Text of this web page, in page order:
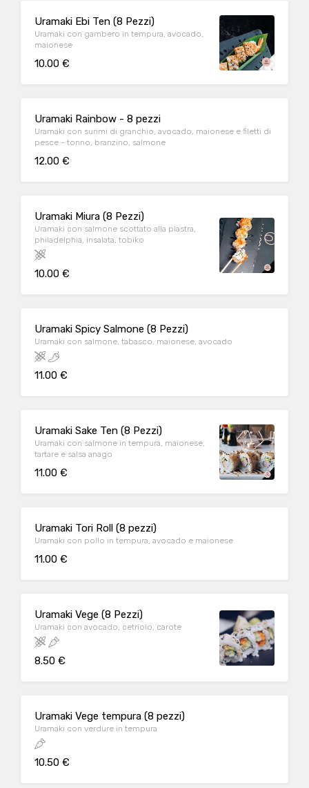
Uramaki Ebi Ten (8 Pezzi)
Uramaki con gambero in tempura, avocado,
maionese
10.00 €
Uramaki Rainbow - 8 pezzi
Uramaki con surimi di granchio, avocado, maionese e filetti di
pesce - tonno, branzino, salmone
12.00 €
Uramaki Miura (8 Pezzi)
Uramaki con salmone scottato alla piastra,
philadelphia, insalata, tobiko
10.00 €
Uramaki Spicy Salmone (8 Pezzi)
Uramaki con salmone, tabasco, maionese, avocado
11.00 €
Uramaki Sake Ten (8 Pezzi)
Uramaki con salmone in tempura, maionese,
tartare e salsa anago
11.00 €
Uramaki Tori Roll (8 pezzi)
Uramaki con pollo in tempura, avocado e maionese
11.00 €
Uramaki Vege (8 Pezzi)
Uramaki con avocado, cetriolo, carote
8.50 €
Uramaki Vege tempura (8 pezzi)
Uramaki con verdure in tempura
10.50 €